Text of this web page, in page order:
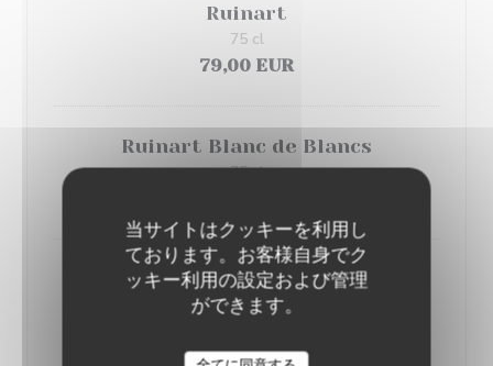
当サイトはクッキーを利用し
ております。お客様自身でク
ッキー利用の設定および管理
ができます。
Ruinart
79,00 EUR
75 cl
Ruinart Blanc de Blancs
75 cl
Ruinart
37,5 cl